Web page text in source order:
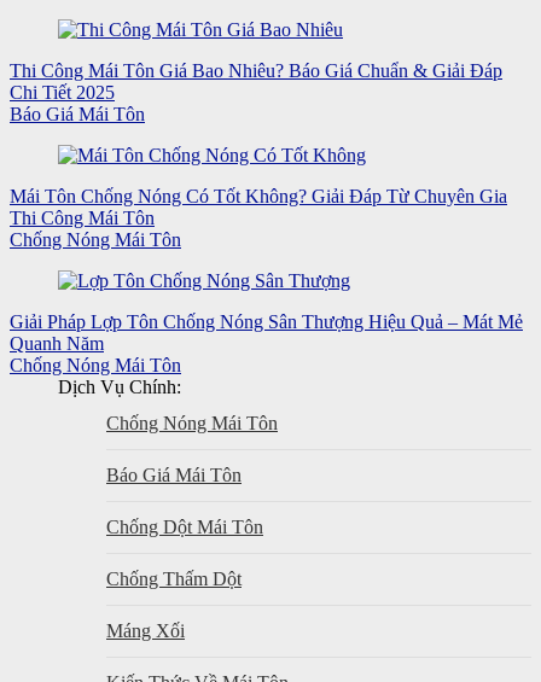
Thi Công Mái Tôn Giá Bao Nhiêu? Báo Giá Chuẩn & Giải Đáp
Chi Tiết 2025
Báo Giá Mái Tôn
Mái Tôn Chống Nóng Có Tốt Không? Giải Đáp Từ Chuyên Gia
Thi Công Mái Tôn
Chống Nóng Mái Tôn
Giải Pháp Lợp Tôn Chống Nóng Sân Thượng Hiệu Quả – Mát Mẻ
Quanh Năm
Chống Nóng Mái Tôn
Dịch Vụ Chính:
Chống Nóng Mái Tôn
Báo Giá Mái Tôn
Chống Dột Mái Tôn
Chống Thấm Dột
Máng Xối